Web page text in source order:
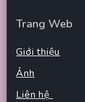
Trang Web
Giới thiệu
Ảnh
Liên hệ